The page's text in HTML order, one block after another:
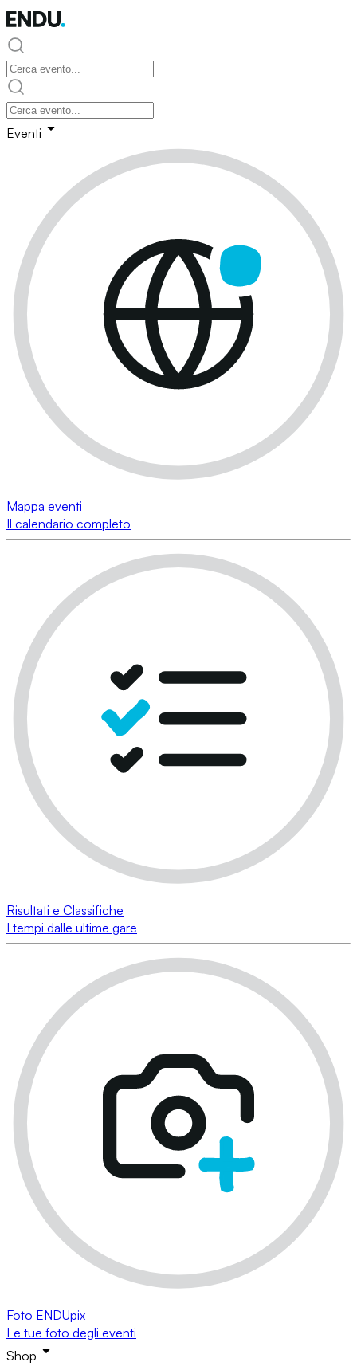
Eventi
Mappa eventi
Il calendario completo
Risultati e Classifiche
I tempi dalle ultime gare
Foto ENDUpix
Le tue foto degli eventi
Shop